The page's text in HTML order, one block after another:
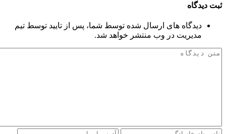
ثبت دیدگاه
دیدگاه های ارسال شده توسط شما، پس از تایید توسط تیم
مدیریت در وب منتشر خواهد شد.